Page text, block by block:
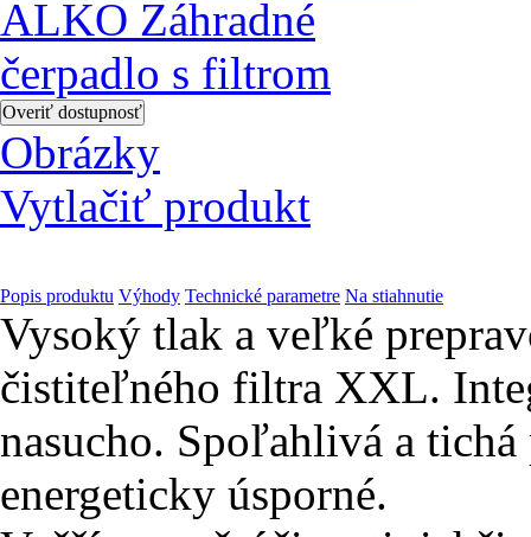
Obrázky
Vytlačiť produkt
Popis produktu Výhody Technické parametre Na stiahnutie
Vysoký tlak a veľké
čistiteľného filtra XXL.
nasucho. Spoľahlivá a
energeticky úsporné.